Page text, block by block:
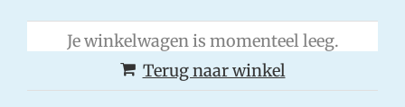
Je winkelwagen is momenteel leeg.
Terug naar winkel